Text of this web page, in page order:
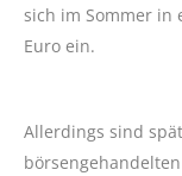
sich im Sommer in
Euro ein.
Allerdings sind